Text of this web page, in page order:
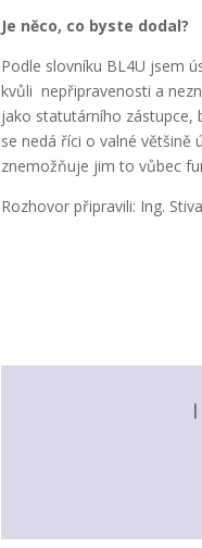
Je něco, co byste dodal?
Podle slovníku BL4U jsem
kvůli nepřipravenosti a
jako statutárního zástupce,
se nedá říci o valné většině
znemožňuje jim to vůbec
Rozhovor připravili: Ing.